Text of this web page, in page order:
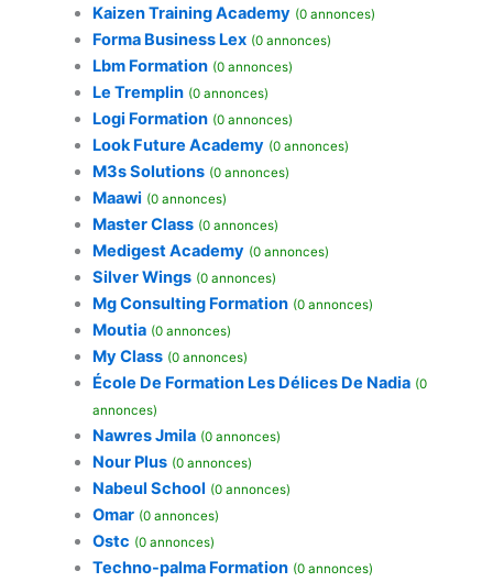
Kaizen Training Academy (0 annonces)
Forma Business Lex (0 annonces)
Lbm Formation (0 annonces)
Le Tremplin (0 annonces)
Logi Formation (0 annonces)
Look Future Academy (0 annonces)
M3s Solutions (0 annonces)
Maawi (0 annonces)
Master Class (0 annonces)
Medigest Academy (0 annonces)
Silver Wings (0 annonces)
Mg Consulting Formation (0 annonces)
Moutia (0 annonces)
My Class (0 annonces)
École De Formation Les Délices De Nadia (0
annonces)
Nawres Jmila (0 annonces)
Nour Plus (0 annonces)
Nabeul School (0 annonces)
Omar (0 annonces)
Ostc (0 annonces)
Techno-palma Formation (0 annonces)